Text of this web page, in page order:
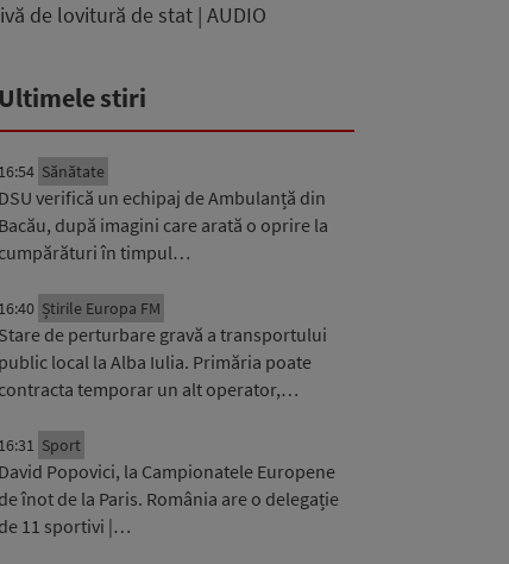
de lovitură de stat | AUDIO
Ultimele stiri
16:54 Sănătate
DSU verifică un echipaj de Ambulanță din
Bacău, după imagini care arată o oprire la
cumpărături în timpul…
16:40 Știrile Europa FM
Stare de perturbare gravă a transportului
public local la Alba Iulia. Primăria poate
contracta temporar un alt operator,…
16:31 Sport
David Popovici, la Campionatele Europene
de înot de la Paris. România are o delegație
de 11 sportivi |…